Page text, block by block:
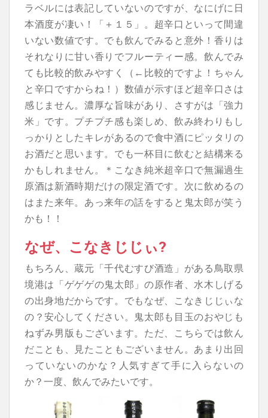
ラベルには表記していないのですが、なにげに日
本酒度が凄い！「＋１５」。超辛口といって間違
いない数値です。でも飲んでみると意外！香りは
それなりに甘い香りでフルーティー感。飲んでみ
ても比較的飲みやすく（←比較的ですよ！ちゃん
と辛口ですからね！）数値が示すほど超辛口さは
感じません。濃厚な旨味があり、さすがは「強力
米」です。プチプチ感も楽しめ、飲み終わりもし
っかりとしたキレがあるので食中酒にピッタリの
お酒だと思います。でも一杯目に飲むと結構来る
かもしれません。＊こなき純米超辛口で無漏過生
原酒は新酒時期だけの限定酒です。次に飲めるの
はまた来年。あっ来年の話をすると鬼太郎が笑う
かも！！
なぜ、こなきじじぃ?
もちろん、蔵元「千代むすび酒造」がある鳥取県
境港は「ゲゲゲの鬼太郎」の原作者、水木しげる
の出身地だからです。でもなぜ、こなきじじぃな
の？安心してください。鬼太郎も目玉のおやじも
ねずみ男版もございます。ただ、こちらでは飲ん
だことも、見たこともございません。あまり出回
っていないのかな？人気すぎて手に入らないの
か？一度、飲んでみたいです。